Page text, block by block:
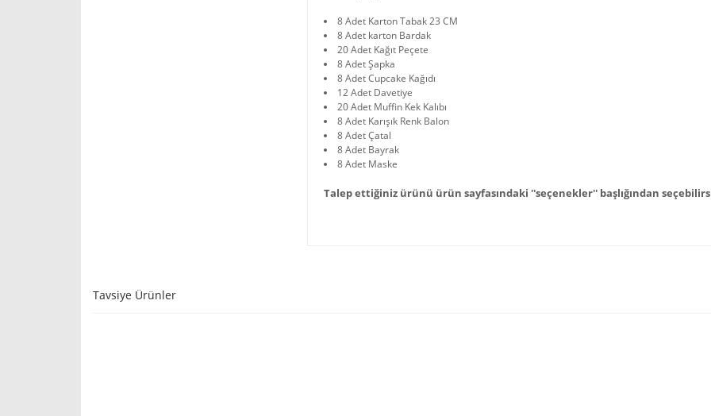
8 Adet Karton Tabak 23 CM
8 Adet karton Bardak
20 Adet Kağıt Peçete
8 Adet Şapka
8 Adet Cupcake Kağıdı
12 Adet Davetiye
20 Adet Muffin Kek Kalıbı
8 Adet Karışık Renk Balon
8 Adet Çatal
8 Adet Bayrak
8 Adet Maske
Talep ettiğiniz ürünü ürün sayfasındaki ''seçenekler'' başlığından
Tavsiye Ürünler